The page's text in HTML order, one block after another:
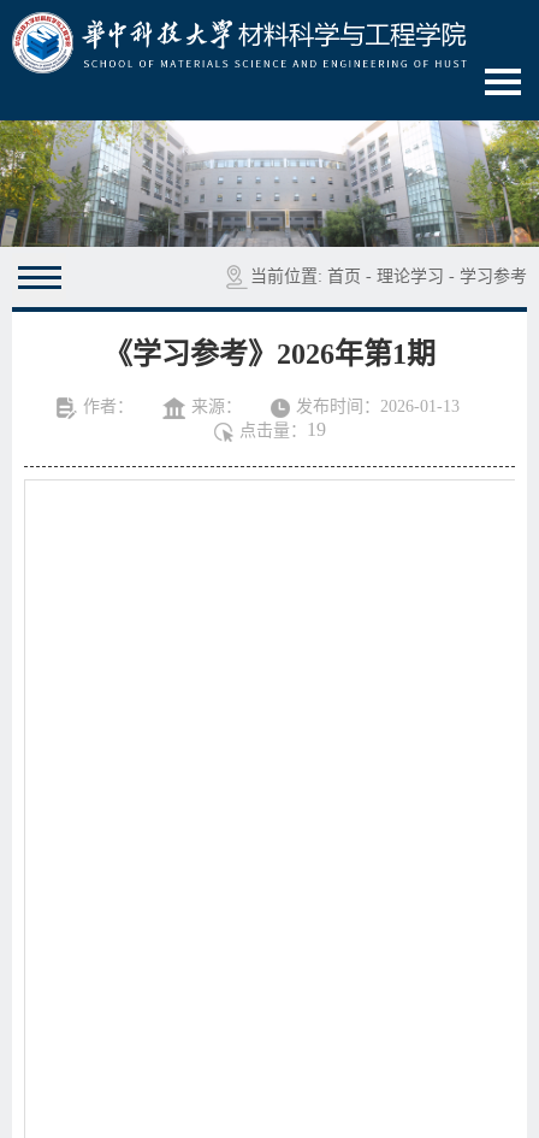
当前位置: 首页 - 理论学习 - 学习参考
《学习参考》2026年第1期
作者： 来源：
发布时间：2026-01-13
点击量：
19